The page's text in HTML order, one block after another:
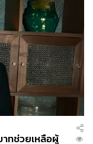
รือ ใบอนุโมทนา
องเป็นชื่อเดียวกับ
ค
าทช่วยเหลือผู้